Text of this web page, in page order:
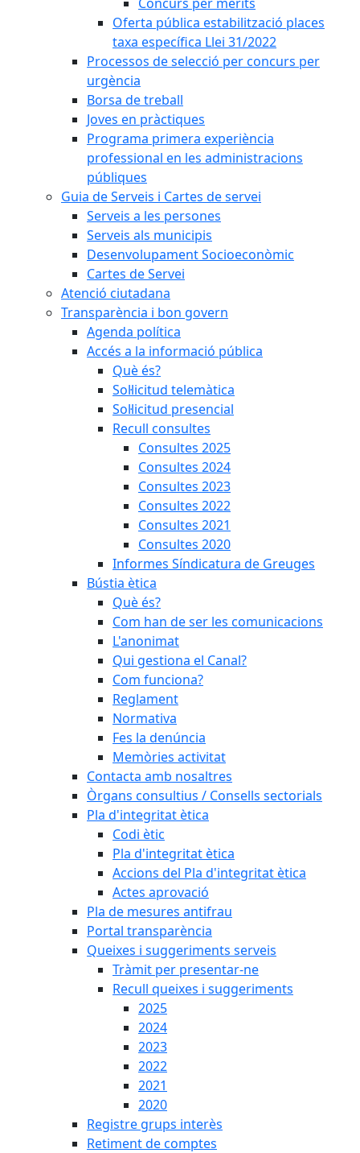
Oferta pública estabilització places
taxa específica Llei 31/2022
Processos de selecció per concurs per
urgència
Borsa de treball
Joves en pràctiques
Programa primera experiència
professional en les administracions
públiques
Guia de Serveis i Cartes de servei
Serveis a les persones
Serveis als municipis
Desenvolupament Socioeconòmic
Cartes de Servei
Atenció ciutadana
Transparència i bon govern
Agenda política
Accés a la informació pública
Què és?
Sol·licitud telemàtica
Sol·licitud presencial
Recull consultes
Consultes 2025
Consultes 2024
Consultes 2023
Consultes 2022
Consultes 2021
Consultes 2020
Informes Síndicatura de Greuges
Bústia ètica
Què és?
Com han de ser les comunicacions
L'anonimat
Qui gestiona el Canal?
Com funciona?
Reglament
Normativa
Fes la denúncia
Memòries activitat
Contacta amb nosaltres
Òrgans consultius / Consells sectorials
Pla d'integritat ètica
Codi ètic
Pla d'integritat ètica
Accions del Pla d'integritat ètica
Actes aprovació
Pla de mesures antifrau
Portal transparència
Queixes i suggeriments serveis
Tràmit per presentar-ne
Recull queixes i suggeriments
2025
2024
2023
2022
2021
2020
Registre grups interès
Retiment de comptes